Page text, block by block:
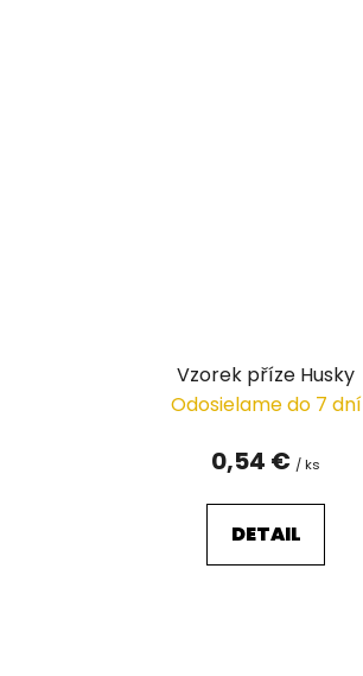
Vzorek příze Husky
Odosielame do 7 dní
0,54 € / ks
DETAIL